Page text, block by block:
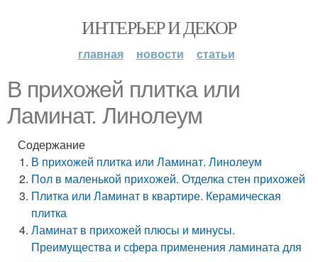
ИНТЕРЬЕР И ДЕКОР
главная новости статьи
В прихожей плитка или
Ламинат. Линолеум
Содержание
В прихожей плитка или Ламинат. Линолеум
Пол в маленькой прихожей. Отделка стен прихожей
Плитка или Ламинат в квартире. Керамическая
плитка
Ламинат в прихожей плюсы и минусы.
Преимущества и сфера применения ламината для